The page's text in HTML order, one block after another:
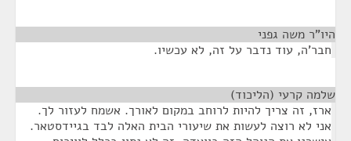
היו"ר משה גפני
חבר'ה, עוד נדבר על זה, לא עכשיו.
שלמה קרעי (הליכוד)
ארז, זה צריך להיות לרוחב במקום לאורך. אשמח לעזור לך.
אני לא רוצה לעשות את שיעורי הבית האלה לבד בגיידסטאר.